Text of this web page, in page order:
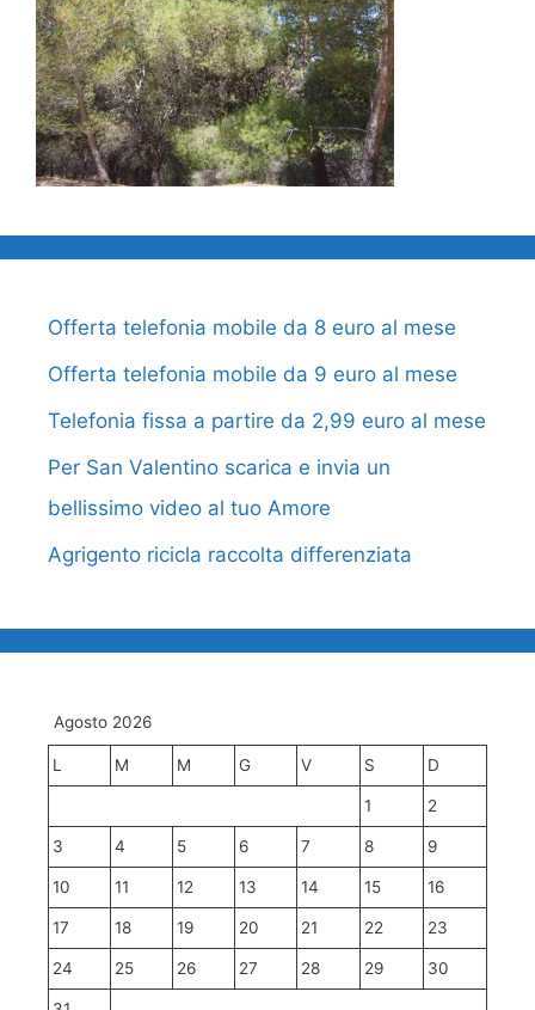
Offerta telefonia mobile da 8 euro al mese
Offerta telefonia mobile da 9 euro al mese
Telefonia fissa a partire da 2,99 euro al mese
Per San Valentino scarica e invia un
bellissimo video al tuo Amore
Agrigento ricicla raccolta differenziata
Agosto 2026
L M M G V S D
1 2
3 4 5 6 7 8 9
10 11 12 13 14 15 16
17 18 19 20 21 22 23
24 25 26 27 28 29 30